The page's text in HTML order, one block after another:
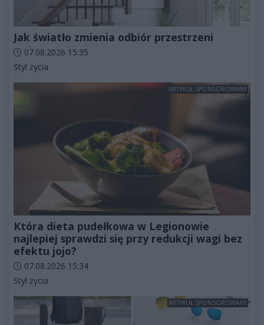
Jak światło zmienia odbiór przestrzeni
Data dodania artykułu:
07.08.2026 15:35
Kategorie artykułu:
Styl życia
ARTYKUŁ SPONSOROWANY
Która dieta pudełkowa w Legionowie
najlepiej sprawdzi się przy redukcji wagi bez
efektu jojo?
Data dodania artykułu:
07.08.2026 15:34
Kategorie artykułu:
Styl życia
ARTYKUŁ SPONSOROWANY